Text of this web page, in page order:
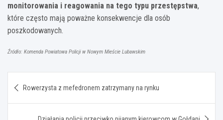
monitorowania i reagowania na tego typu przestępstwa,
które często mają poważne konsekwencje dla osób
poszkodowanych.
Źródło: Komenda Powiatowa Policji w Nowym Mieście Lubawskim
wpisu
Rowerzysta z mefedronem zatrzymany na rynku